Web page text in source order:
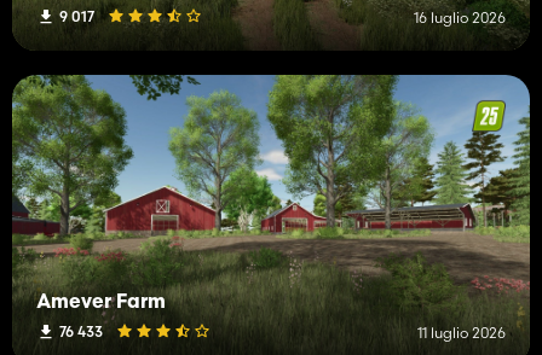
9 017 16 luglio 2026
Amever Farm
76 433 11 luglio 2026